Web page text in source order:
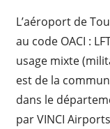
L’aéroport de
au code OACI :
usage mixte
est de la
dans le
par VINCI